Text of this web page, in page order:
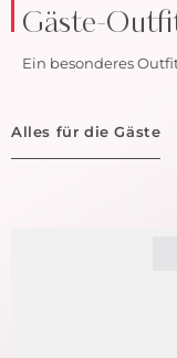
Gäste-
Ein besonderes
Alles für die Gäste